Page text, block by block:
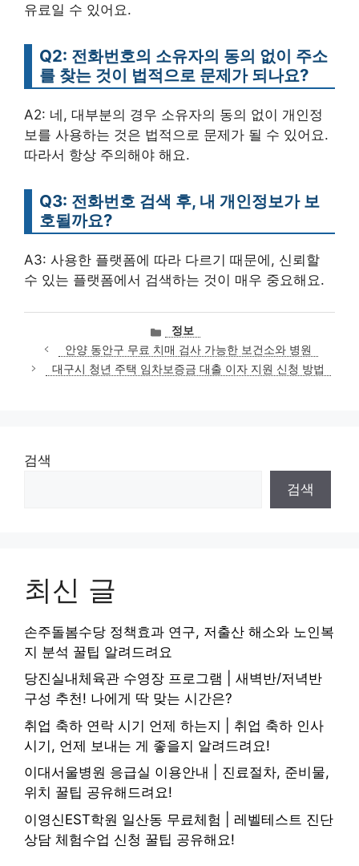
유료일 수 있어요.
Q2: 전화번호의 소유자의 동의 없이 주소
를 찾는 것이 법적으로 문제가 되나요?
A2: 네, 대부분의 경우 소유자의 동의 없이 개인정
보를 사용하는 것은 법적으로 문제가 될 수 있어요.
따라서 항상 주의해야 해요.
Q3: 전화번호 검색 후, 내 개인정보가 보
호될까요?
A3: 사용한 플랫폼에 따라 다르기 때문에, 신뢰할
수 있는 플랫폼에서 검색하는 것이 매우 중요해요.
카
테
고
리
정보
안양 동안구 무료 치매 검사 가능한 보건소와 병원
대구시 청년 주택 임차보증금 대출 이자 지원 신청 방법
검색
검색
최신 글
손주돌봄수당 정책효과 연구, 저출산 해소와 노인복
지 분석 꿀팁 알려드려요
당진실내체육관 수영장 프로그램 | 새벽반/저녁반
구성 추천! 나에게 딱 맞는 시간은?
취업 축하 연락 시기 언제 하는지 | 취업 축하 인사
시기, 언제 보내는 게 좋을지 알려드려요!
이대서울병원 응급실 이용안내 | 진료절차, 준비물,
위치 꿀팁 공유해드려요!
이영신EST학원 일산동 무료체험 | 레벨테스트 진단
상담 체험수업 신청 꿀팁 공유해요!